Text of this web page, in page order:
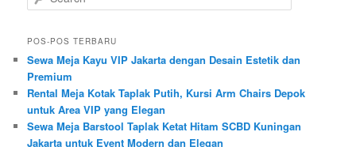
POS-POS TERBARU
Sewa Meja Kayu VIP Jakarta dengan Desain Estetik dan
Premium
Rental Meja Kotak Taplak Putih, Kursi Arm Chairs Depok
untuk Area VIP yang Elegan
Sewa Meja Barstool Taplak Ketat Hitam SCBD Kuningan
Jakarta untuk Event Modern dan Elegan